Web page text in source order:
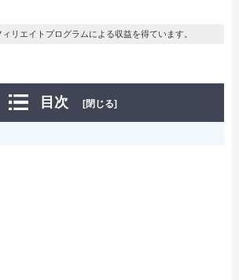
リエイトプログラムによる収益を得ています。
目次 [閉じる]